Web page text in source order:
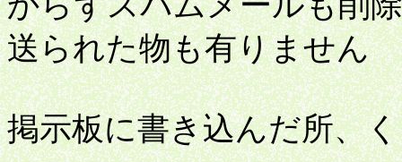
送られた物も有りません
掲示板に書き込んだ所、